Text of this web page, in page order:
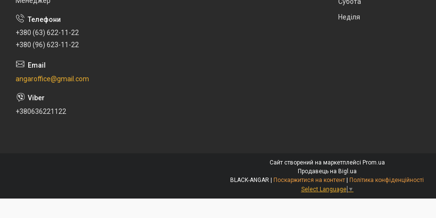
+380 (63) 622-11-22
+380 (96) 623-11-22
angaroffice@gmail.com
+380636221122
Неділя
Сайт створений на маркетплейсі Prom.ua
Продавець на Bigl.ua
BLACK-ANGAR | Поскаржитися на контент | Політика конфіденційності
Select Language ▼